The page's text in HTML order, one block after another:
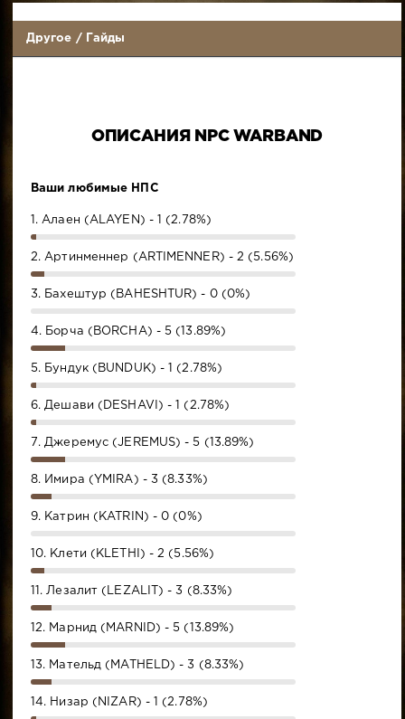
Другое / Гайды
ОПИСАНИЯ NPC WARBAND
Ваши любимые НПС
1. Алаен (ALAYEN) - 1 (2.78%)
2. Артинменнер (ARTIMENNER) - 2 (5.56%)
3. Бахештур (BAHESHTUR) - 0 (0%)
4. Борча (BORCHA) - 5 (13.89%)
5. Бундук (BUNDUK) - 1 (2.78%)
6. Дешави (DESHAVI) - 1 (2.78%)
7. Джеремус (JEREMUS) - 5 (13.89%)
8. Имира (YMIRA) - 3 (8.33%)
9. Катрин (KATRIN) - 0 (0%)
10. Клети (KLETHI) - 2 (5.56%)
11. Лезалит (LEZALIT) - 3 (8.33%)
12. Марнид (MARNID) - 5 (13.89%)
13. Мательд (MATHELD) - 3 (8.33%)
14. Низар (NIZAR) - 1 (2.78%)